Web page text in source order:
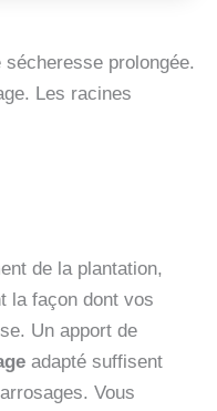
sécheresse prolongée.
Les racines
de la plantation,
la façon dont vos
Un apport de
adapté suffisent
Vous